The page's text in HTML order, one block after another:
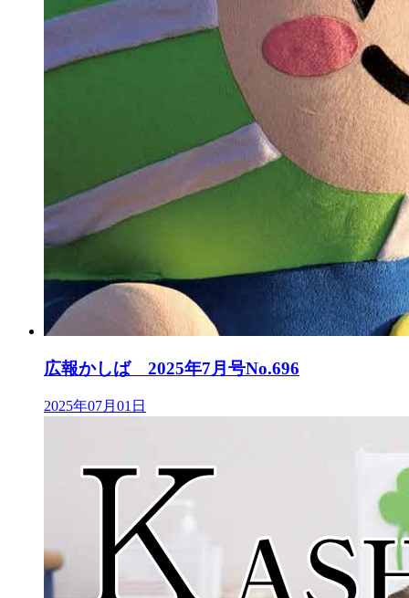
広報かしば 2025年7月号No.696
2025年07月01日